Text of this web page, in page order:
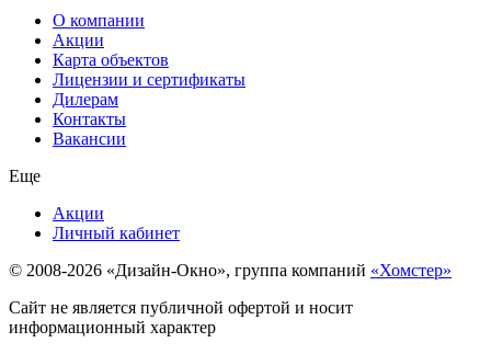
О компании
Акции
Карта объектов
Лицензии и сертификаты
Дилерам
Контакты
Вакансии
Еще
Акции
Личный кабинет
© 2008-2026 «Дизайн-Окно», группа компаний «Хомстер»
Сайт не является публичной офертой и носит
информационный характер